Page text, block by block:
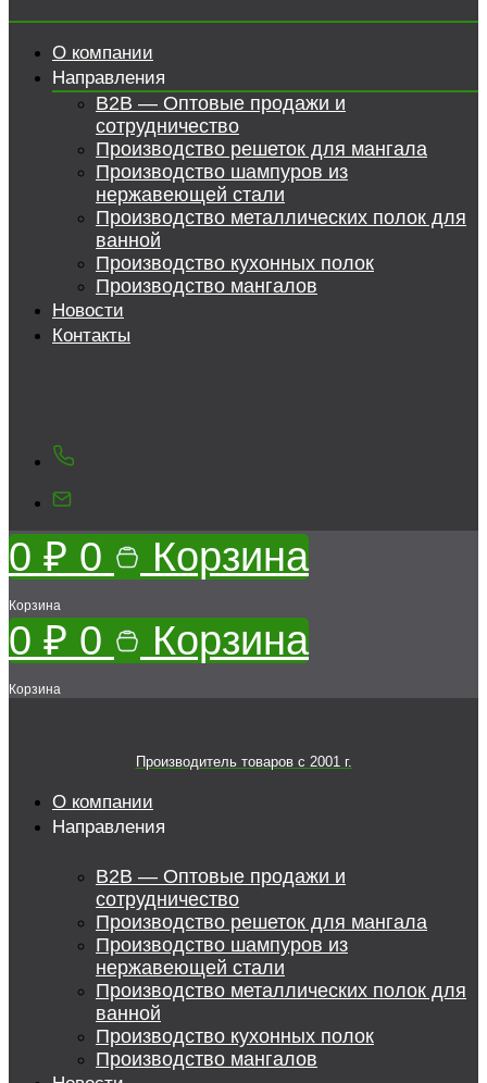
О компании
Направления
B2B — Оптовые продажи и
сотрудничество
Производство решеток для мангала
Производство шампуров из
нержавеющей стали
Производство металлических полок для
ванной
Производство кухонных полок
Производство мангалов
Новости
Контакты
0 ₽ 0 Корзина
Корзина
0 ₽ 0 Корзина
Корзина
Производитель товаров c 2001 г.
О компании
Направления
B2B — Оптовые продажи и
сотрудничество
Производство решеток для мангала
Производство шампуров из
нержавеющей стали
Производство металлических полок для
ванной
Производство кухонных полок
Производство мангалов